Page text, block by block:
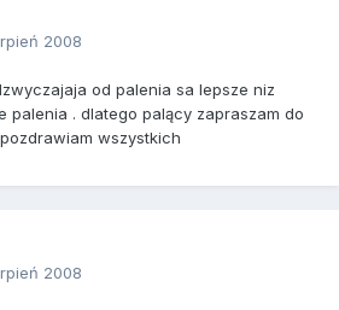
2008
od palenia sa lepsze niz
palenia . dlatego palący zapraszam do
wszystkich
2008